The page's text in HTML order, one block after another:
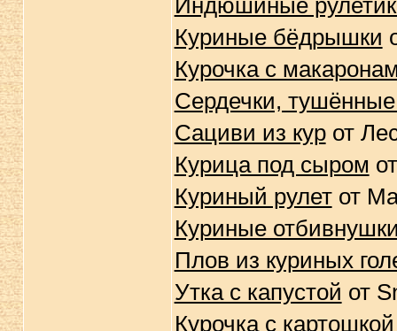
Индюшиные
Куриные бёдрышки
Курочка с
Сердечки,
Сациви из курот
Курица под сыром
Куриный рулетот
Куриные
Плов из куриных
Утка с капустой от
Курочка с картошкой